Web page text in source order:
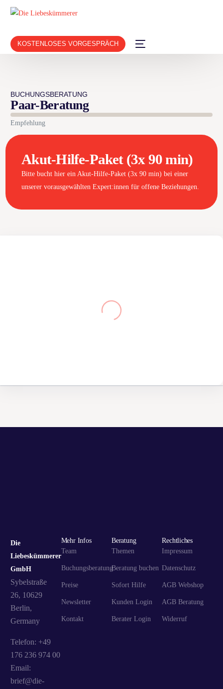
KOSTENLOSES VORGESPRÄCH
BUCHUNGSBERATUNG
Paar-Beratung
Empfehlung
Akut-Hilfe-Paket (3x 90 min)
Bitte bucht hier ein Akut-Hilfe-Paket (3x 90 min) bei einer
unserer vorausgewählten Expert:innen für offene Beziehungen.
Die
Liebeskümmerer
GmbH
Sybelstraße
26, 10629
Berlin,
Germany
Telefon: +49
176 236 974 00
Email:
brief@die-
Mehr Infos
Team
Buchungsberatung
Preise
Newsletter
Kontakt
Beratung
Themen
Beratung buchen
Sofort Hilfe
Kunden Login
Berater Login
Rechtliches
Impressum
Datenschutz
AGB Webshop
AGB Beratung
Widerruf